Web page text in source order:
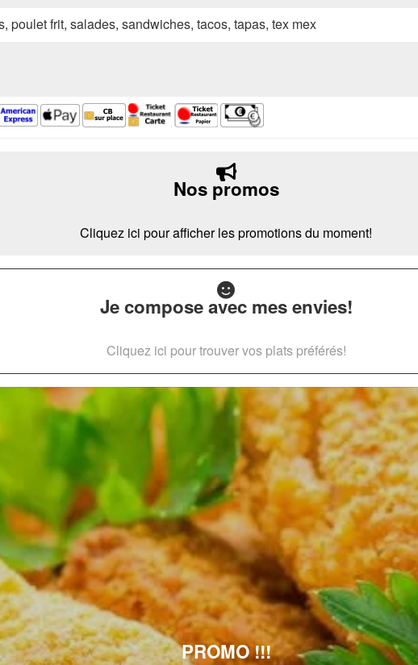
poulet frit, salades, sandwiches, tacos, tapas, tex mex
Nos promos
Cliquez ici pour afficher les promotions du moment!
Je compose avec mes envies!
Cliquez ici pour trouver vos plats préférés!
PROMO !!!